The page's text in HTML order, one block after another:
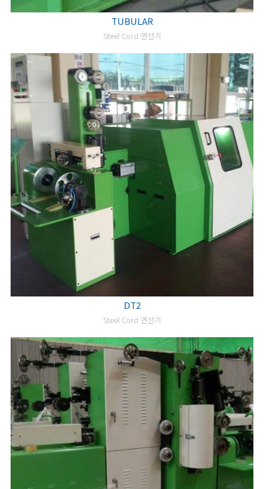
TUBULAR
Steel Cord 연선기
DT2
Steel Cord 연선기